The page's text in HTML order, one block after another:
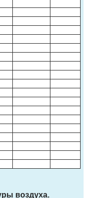
воздуха.